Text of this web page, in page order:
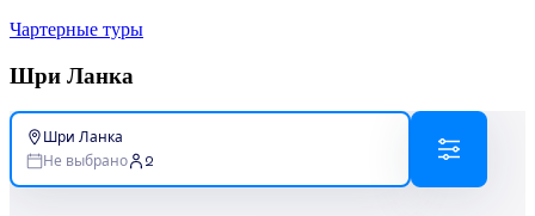
Чартерные туры
Шри Ланка